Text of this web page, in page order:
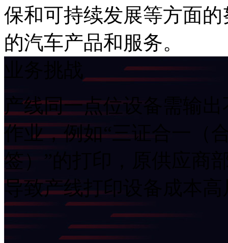
保和可持续发展等方面的
的汽车产品和服务。
产线同一点位设备需输出不
作业，例如“三证合一（
签）”的打印，原供应商
导致产线打印设备成本